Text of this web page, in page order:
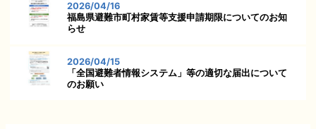
2026/04/16
福島県避難市町村家賃等支援申請期限についてのお知
らせ
2026/04/15
「全国避難者情報システム」等の適切な届出について
のお願い